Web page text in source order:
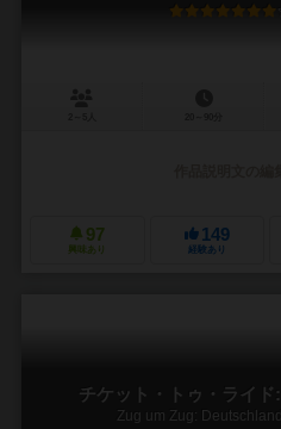
97
興味あり
149
経験あり
チケット・トゥ・ライ
Zug um Zug: